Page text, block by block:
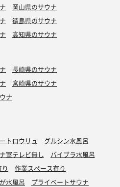
岡山県のサウナ
徳島県のサウナ
高知県のサウナ
長崎県のサウナ
宮崎県のサウナ
ナ
トロウリュ
グルシン水風呂
室テレビ無し
バイブラ水風呂
作業スペース有り
水風呂 プライベートサウナ